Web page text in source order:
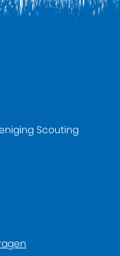
Scouting